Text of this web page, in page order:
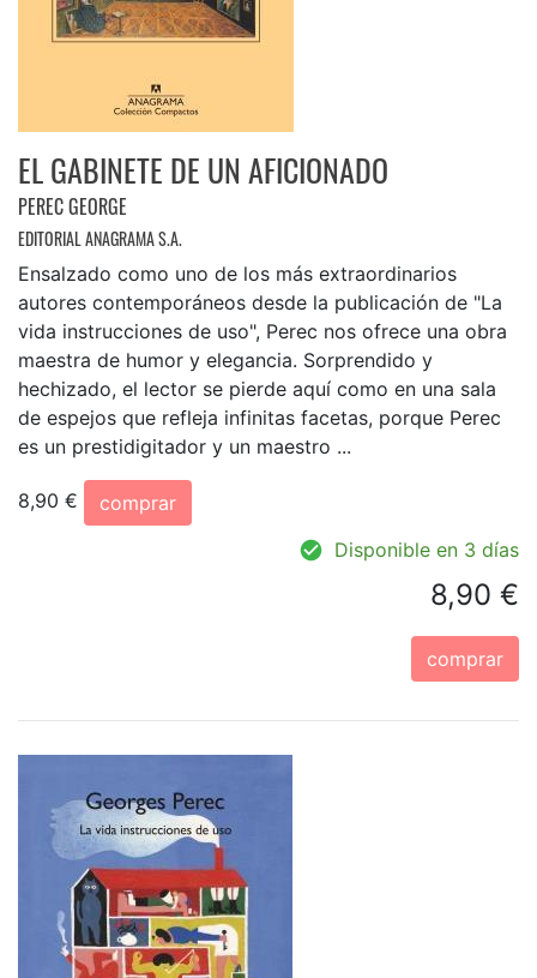
EL GABINETE DE UN AFICIONADO
PEREC GEORGE
EDITORIAL ANAGRAMA S.A.
Ensalzado como uno de los más extraordinarios
autores contemporáneos desde la publicación de "La
vida instrucciones de uso", Perec nos ofrece una obra
maestra de humor y elegancia. Sorprendido y
hechizado, el lector se pierde aquí como en una sala
de espejos que refleja infinitas facetas, porque Perec
es un prestidigitador y un maestro ...
8,90 €
comprar
Disponible en 3 días
8,90 €
comprar